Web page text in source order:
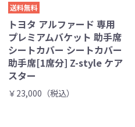
送料無料
トヨタ アルファード 専用
プレミアムバケット 助手席
シートカバー シートカバー
助手席[1席分] Z-style ケア
スター
￥23,000（税込）